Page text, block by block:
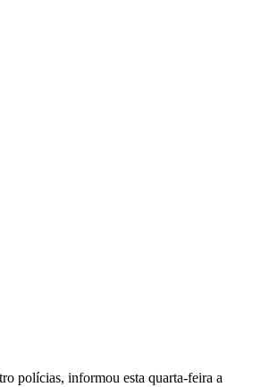
polícias, informou esta quarta-feira a